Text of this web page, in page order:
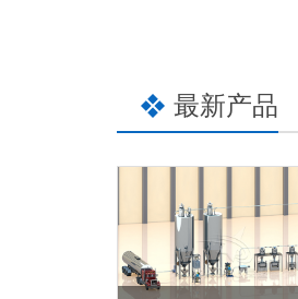
最新产品